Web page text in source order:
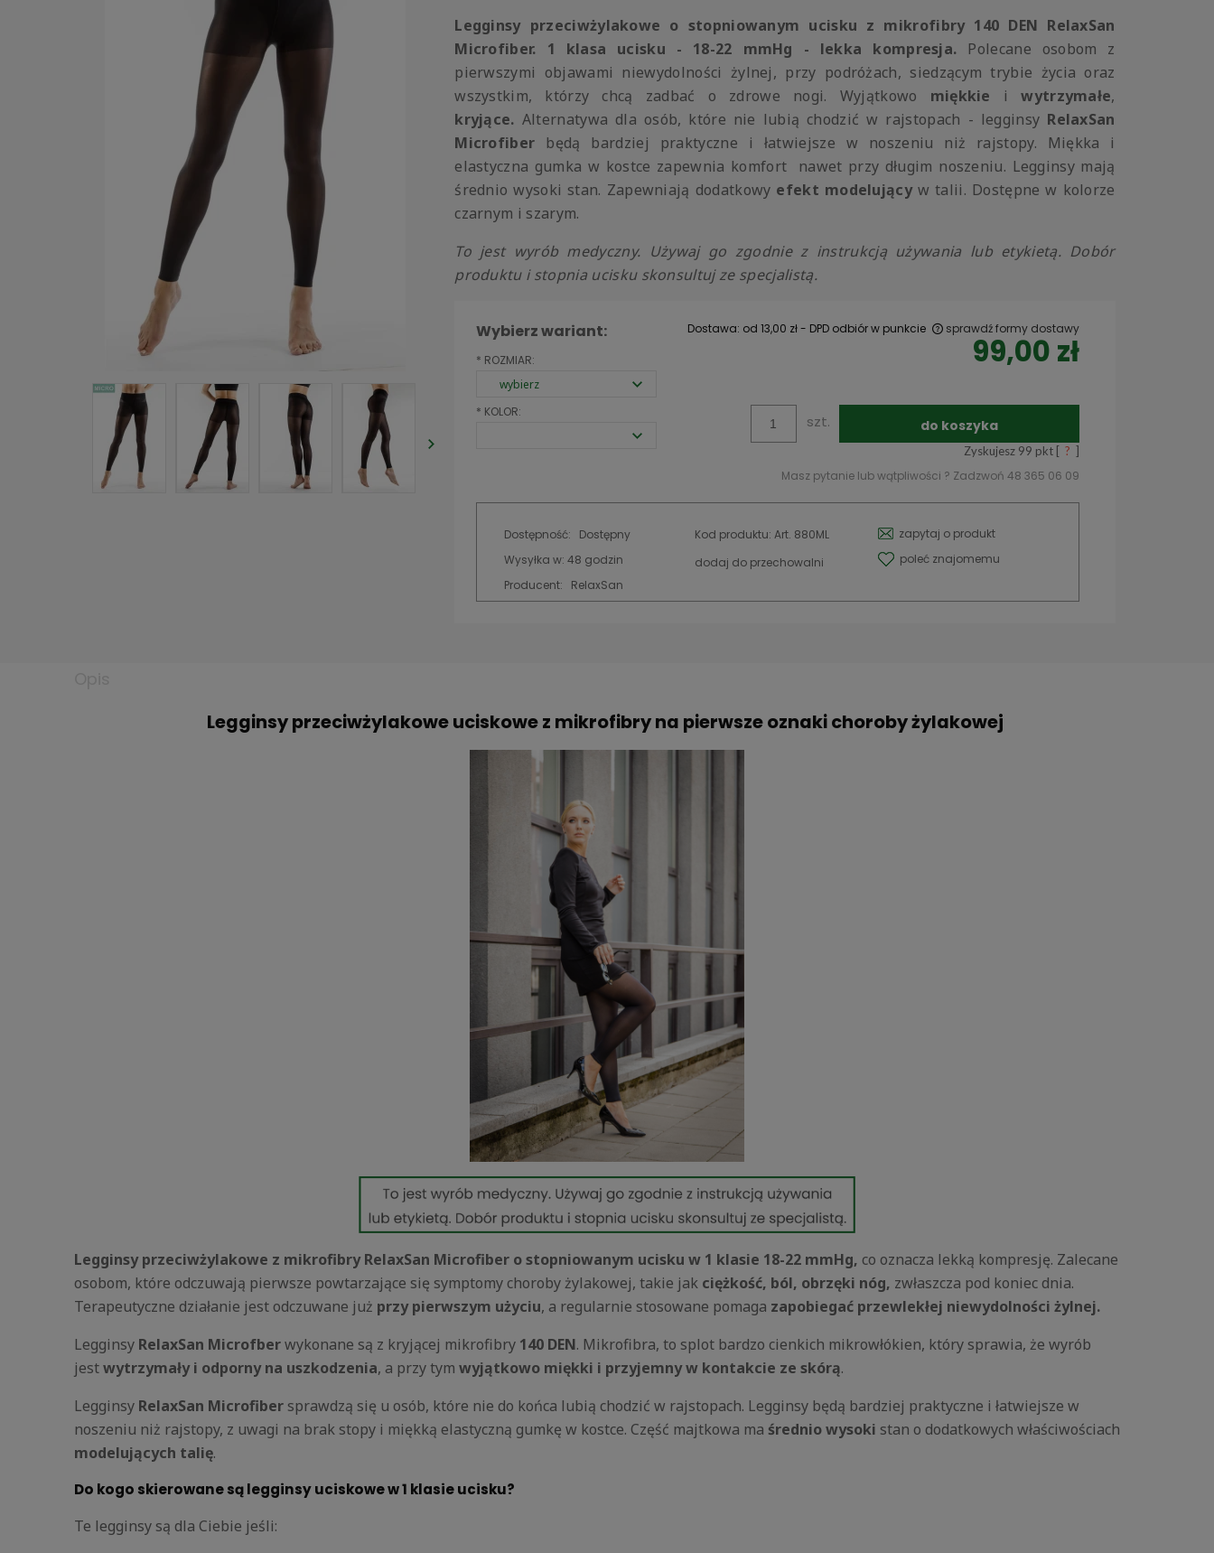
Legginsy przeciwżylakowe o stopniowanym ucisku z mikrofibry 140 DEN RelaxSan
Microfiber. 1 klasa ucisku - 18-22 mmHg - lekka kompresja. Polecane osobom z
pierwszymi objawami niewydolności żylnej, przy podróżach, siedzącym trybie życia oraz
wszystkim, którzy chcą zadbać o zdrowe nogi. Wyjątkowo miękkie iwytrzymałe,
kryjące. Alternatywa dla osób, które nie lubią chodzić w rajstopach - legginsy RelaxSan
Microfiber będą bardziej praktyczne i łatwiejsze w noszeniu niż rajstopy. Miękka i
elastyczna gumka w kostce zapewnia komfort nawet przy długim noszeniu. Legginsy mają
średnio wysoki stan. Zapewniają dodatkowy efekt modelującyw talii. Dostępne w kolorze
czarnym i szarym.
To jest wyrób medyczny. Używaj go zgodnie z instrukcją używania lub etykietą. Dobór
produktu i stopnia ucisku skonsultuj ze specjalistą.
Wybierz wariant:
* ROZMIAR:
* KOLOR:
Dostawa: od 13,00 zł- DPD odbiór w punkcie sprawdź formy dostawy
99,00 zł
szt. do koszyka
Zyskujesz 99 pkt [ ? ]
Masz pytanie lub wątpliwości ? Zadzwoń 48 365 06 09
Dostępność:
Dostępny
Wysyłka w: 48 godzin
Producent:
RelaxSan
Kod produktu: Art. 880ML
dodaj do przechowalni
zapytaj o produkt
poleć znajomemu
Legginsy przeciwżylakowe uciskowe z mikrofibry na pierwsze oznaki choroby żylakowej
Legginsy przeciwżylakowe z mikrofibry RelaxSan Microfiber o stopniowanym ucisku w 1 klasie 18-22 mmHg, co oznacza lekką kompresję. Zalecane
osobom, które odczuwają pierwsze powtarzające się symptomy choroby żylakowej, takie jak ciężkość, ból, obrzęki nóg, zwłaszcza pod koniec dnia.
Terapeutyczne działanie jest odczuwane już przy pierwszym użyciu, a regularnie stosowane pomaga zapobiegać przewlekłej niewydolności żylnej.
Legginsy RelaxSan Microfberwykonane są z kryjącej mikrofibry 140 DEN. Mikrofibra, to splot bardzo cienkich mikrowłókien, który sprawia, że wyrób
jestwytrzymały i odporny na uszkodzenia, a przy tym wyjątkowo miękki i przyjemny w kontakcie ze skórą.
Legginsy RelaxSan Microfiber sprawdzą się u osób, które nie do końca lubią chodzić w rajstopach. Legginsy będą bardziej praktyczne i łatwiejsze w
noszeniu niż rajstopy, z uwagi na brak stopy i miękką elastyczną gumkę w kostce. Część majtkowa ma średnio wysoki stan o dodatkowych właściwościach
modelujących talię.
Do kogo skierowane są legginsy uciskowe w 1 klasie ucisku?
Te legginsy są dla Ciebie jeśli: